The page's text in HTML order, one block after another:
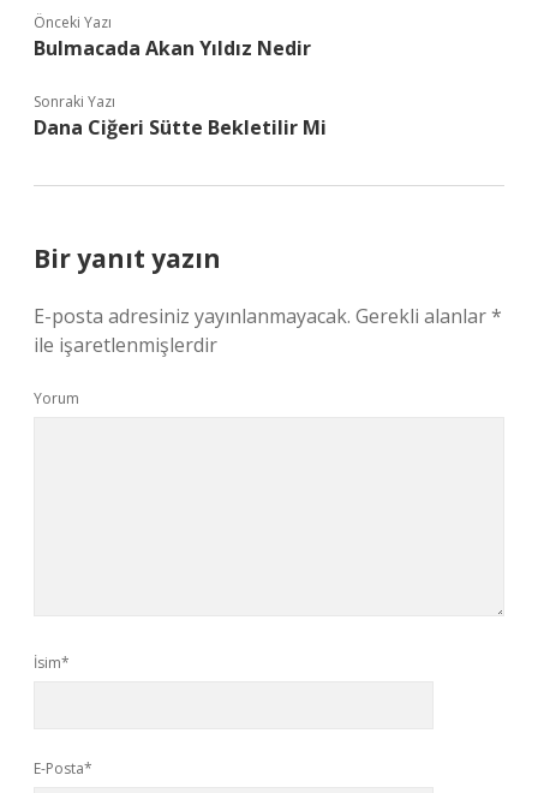
Önceki Yazı
Bulmacada Akan Yıldız Nedir
Sonraki Yazı
Dana Ciğeri Sütte Bekletilir Mi
Bir yanıt yazın
E-posta adresiniz yayınlanmayacak. Gerekli alanlar*
ile işaretlenmişlerdir
Yorum
İsim*
E-Posta*